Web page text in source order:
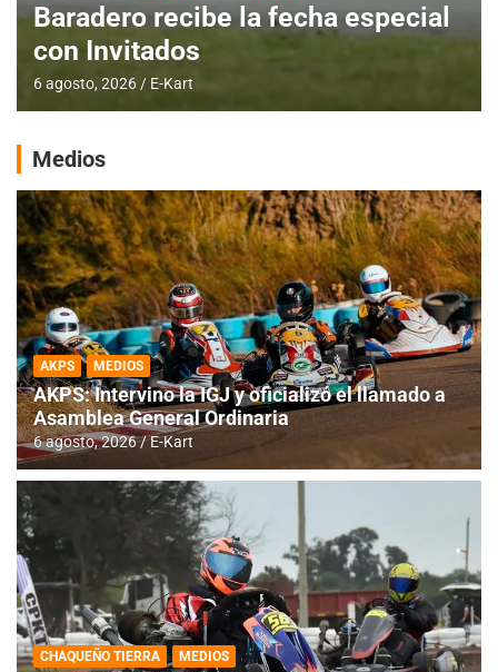
Baradero recibe la fecha especial
con Invitados
6 agosto, 2026 E-Kart
Medios
AKPS MEDIOS
AKPS: Intervino la IGJ y oficializó el llamado a
Asamblea General Ordinaria
6 agosto, 2026 E-Kart
CHAQUEÑO TIERRA MEDIOS